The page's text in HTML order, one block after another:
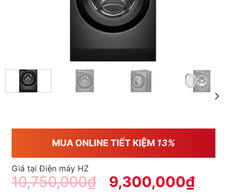
MUA ONLINE TIẾT KIỆM 13%
Giá tại Điện máy HZ
10,750,000₫ 9,300,000₫